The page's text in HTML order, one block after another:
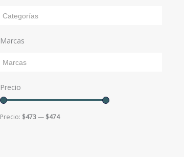
Marcas
Precio
Precio: $473— $474